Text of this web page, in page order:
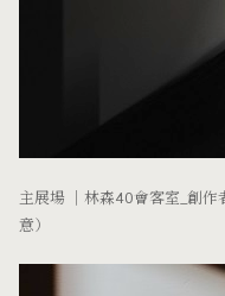
主展場 ｜林森40會客室_創
意）